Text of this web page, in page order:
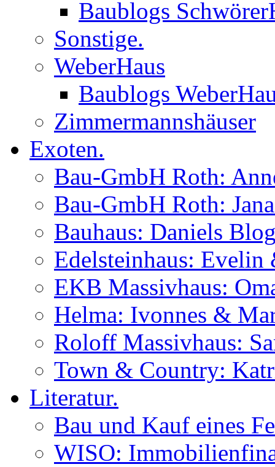
Baublogs
Sonstige.
WeberHaus
Baublogs
Zimmermannshäuser
Exoten.
Bau-GmbH Roth:
Bau-GmbH Roth:
Bauhaus: Daniels
Edelsteinhaus:
EKB Massivhaus:
Helma: Ivonnes &
Roloff Massivhaus:
Town & Country:
Literatur.
Bau und Kauf eines
WISO: